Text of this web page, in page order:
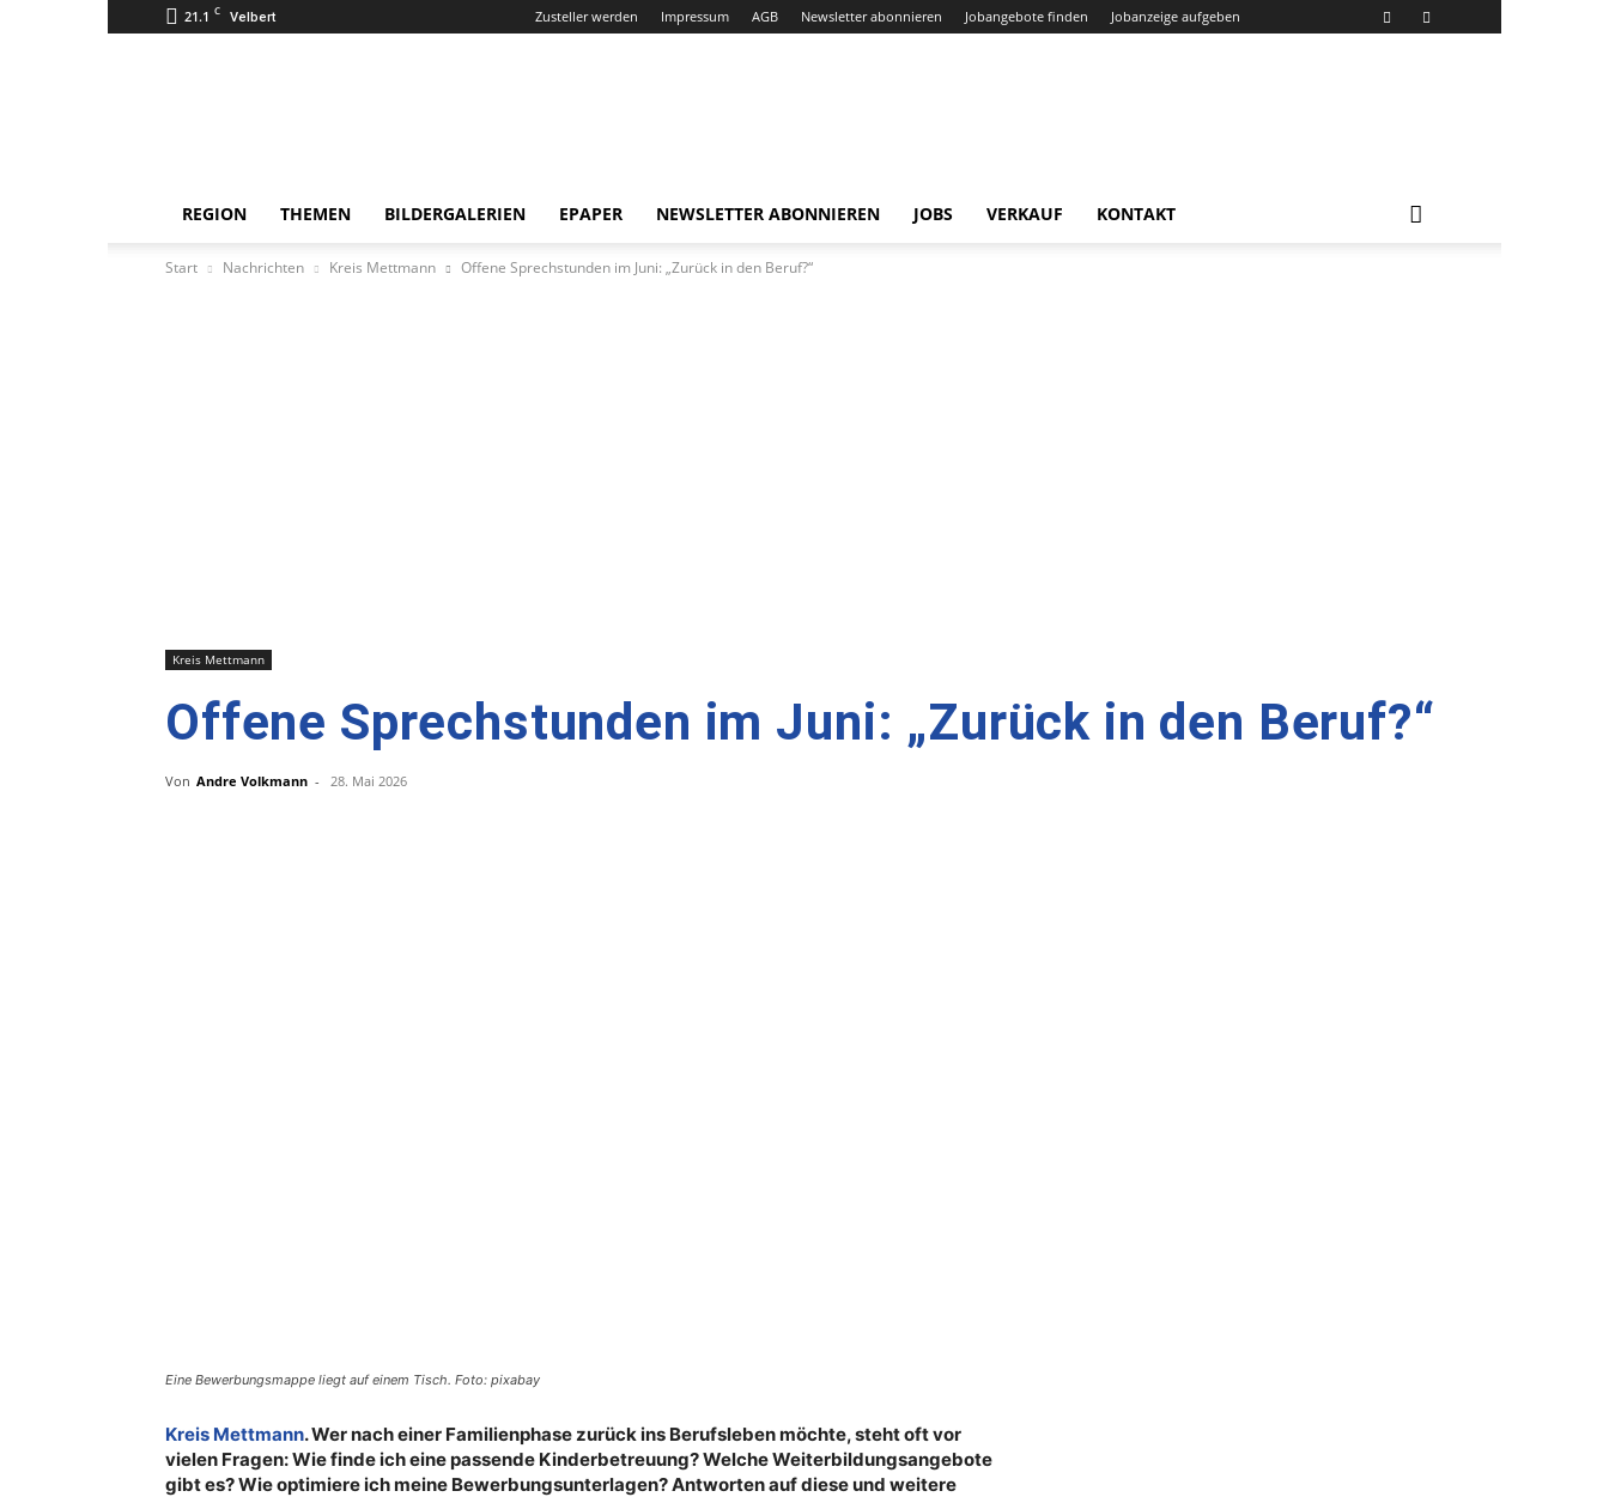
21.1 C Velbert Zusteller werden Impressum AGB Newsletter abonnieren Jobangebote finden Jobanzeige aufgeben
REGION THEMEN BILDERGALERIEN EPAPER NEWSLETTER ABONNIEREN JOBS VERKAUF KONTAKT
Start Nachrichten Kreis Mettmann Offene Sprechstunden im Juni: „Zurück in den Beruf?“
Kreis Mettmann
Offene Sprechstunden im Juni: „Zurück in den Beruf?“
Von Andre Volkmann - 28. Mai 2026
Eine Bewerbungsmappe liegt auf einem Tisch. Foto: pixabay
Kreis Mettmann. Wer nach einer Familienphase zurück ins Berufsleben möchte, steht oft vor
vielen Fragen: Wie finde ich eine passende Kinderbetreuung? Welche Weiterbildungsangebote
gibt es? Wie optimiere ich meine Bewerbungsunterlagen? Antworten auf diese und weitere